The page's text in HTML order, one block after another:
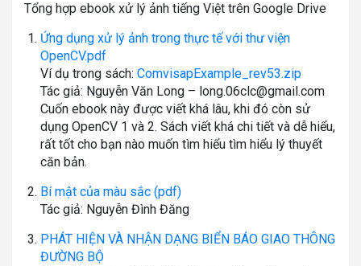
Tổng hợp ebook xử lý ảnh tiếng Việt trên Google Drive
Ứng dụng xử lý ảnh trong thực tế với thư viện
OpenCV.pdf
Ví dụ trong sách: ComvisapExample_rev53.zip
Tác giả: Nguyễn Văn Long – long.06clc@gmail.com
Cuốn ebook này được viết khá lâu, khi đó còn sử
dụng OpenCV 1 và 2. Sách viết khá chi tiết và dễ hiểu,
rất tốt cho bạn nào muốn tìm hiểu tìm hiểu lý thuyết
căn bản.
Bí mật của màu sắc (pdf)
Tác giả: Nguyễn Đình Đăng
PHÁT HIỆN VÀ NHẬN DẠNG BIỂN BÁO GIAO THÔNG
ĐƯỜNG BỘ